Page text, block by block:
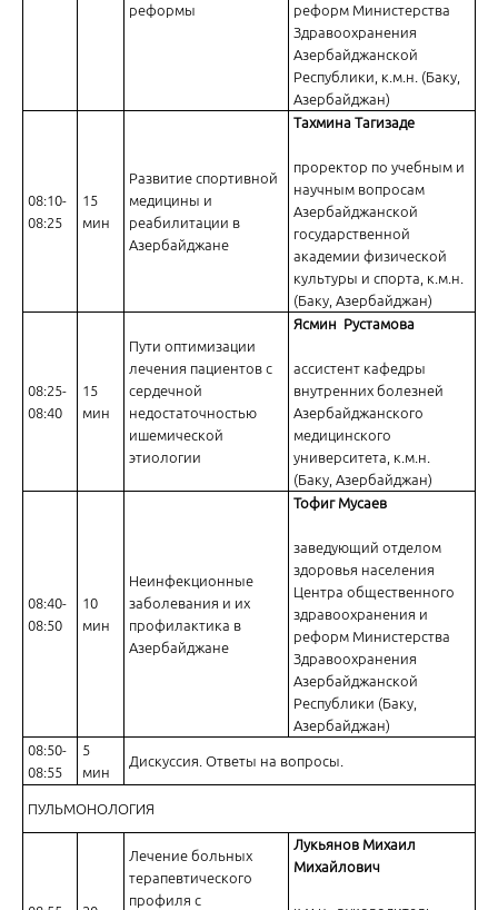
Оптимальные стратегии защиты пациента с фибрилляцией
Противоишемическая терапия стенокардии напряжения. Что
Коморбидный пациент с дислипидемией и АГ: эффективность без
В борьбе за приверженность к терапии пациентов с АГ и
Волна страха или море возможностей — что мы узнали за год
реформы
реформ Министерства
Здравоохранения
Азербайджанской
Республики, к.м.н. (Баку,
Азербайджан)
08:10-
08:25
15
мин
Развитие спортивной
медицины и
реабилитации в
Азербайджане
Тахмина Тагизаде
проректор по учебным и
научным вопросам
Азербайджанской
государственной
академии физической
культуры и спорта, к.м.н.
(Баку, Азербайджан)
08:25-
08:40
15
мин
Пути оптимизации
лечения пациентов с
сердечной
недостаточностью
ишемической
этиологии
Ясмин Рустамова
ассистент кафедры
внутренних болезней
Азербайджанского
медицинского
университета, к.м.н.
(Баку, Азербайджан)
08:40-
08:50
10
мин
Неинфекционные
заболевания и их
профилактика в
Азербайджане
Тофиг Мусаев
заведующий отделом
здоровья населения
Центра общественного
здравоохранения и
реформ Министерства
Здравоохранения
Азербайджанской
Республики (Баку,
Азербайджан)
08:50-
08:55
5
мин
Дискуссия. Ответы на вопросы.
ПУЛЬМОНОЛОГИЯ
Лечение больных
терапевтического
профиля с
Лукьянов Михаил
Михайлович